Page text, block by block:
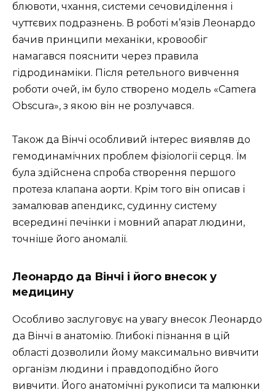
блювоти, чхання, системи сечовиділення і
чуттєвих подразнень. В роботі м’язів Леонардо
бачив принципи механіки, кровообіг
намагався пояснити через правила
гідродинаміки. Після ретельного вивчення
роботи очей, їм було створено модель «Сamera
Оbscura», з якою він не розлучався.
Також да Вінчі особливий інтерес виявляв до
гемодинамічних проблем фізіології серця. Їм
була здійснена спроба створення першого
протеза клапана аорти. Крім того він описав і
замалював апендикс, судинну систему
всередині печінки і мовний апарат людини,
точніше його аномалії.
Леонардо да Вінчі і його внесок у
медицину
Особливо заслуговує на увагу внесок Леонардо
да Вінчі в анатомію. Глибокі пізнання в цій
області дозволили йому максимально вивчити
організм людини і правдоподібно його
вивчити. Його анатомічні рукописи та малюнки